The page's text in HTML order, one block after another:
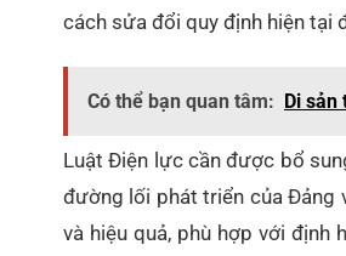
cách sửa đổi quy định hiện tại
Có thể bạn quan tâm: Di
Luật Điện lực cần được bổ
đường lối phát triển của Đảng
và hiệu quả, phù hợp với định